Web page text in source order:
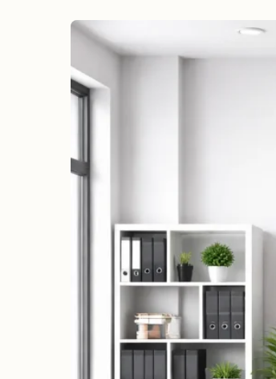
Wahlkampf auf Facebook
Reichweite & Community über